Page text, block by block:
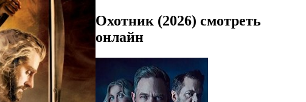
Охотник (2026) смотреть
онлайн